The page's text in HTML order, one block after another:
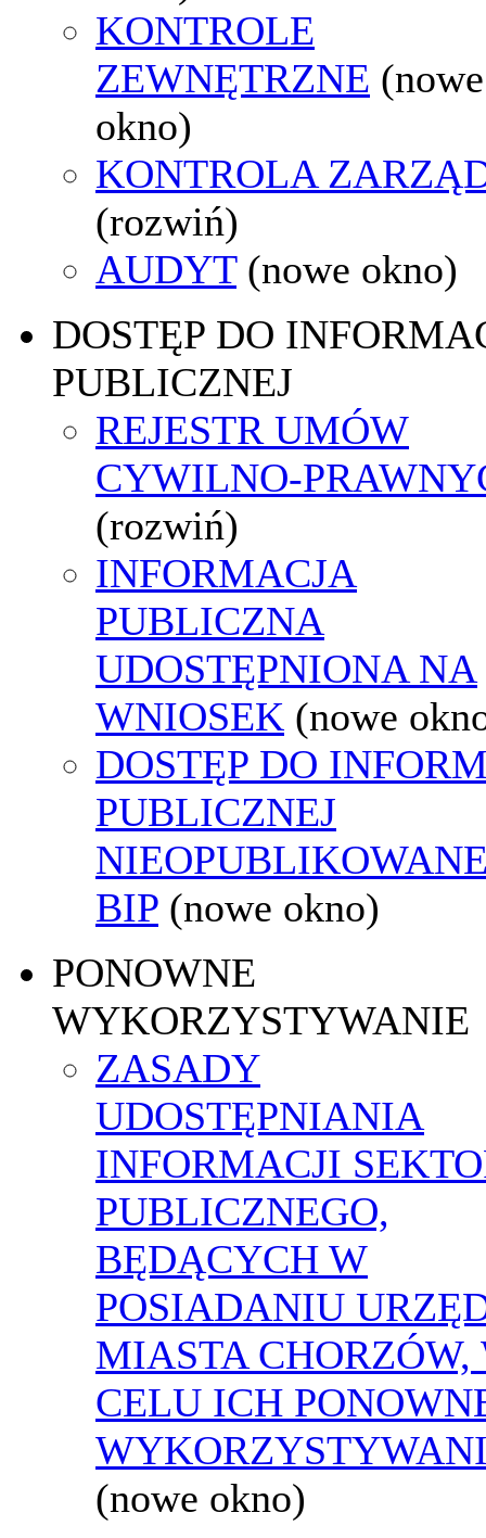
KONTROLE
ZEWNĘTRZNE (nowe
okno)
KONTROLA
(rozwiń)
AUDYT (nowe okno)
DOSTĘP DO
PUBLICZNEJ
REJESTR UMÓW
CYWILNO-
(rozwiń)
INFORMACJA
PUBLICZNA
UDOSTĘPNIONA NA
WNIOSEK (nowe
DOSTĘP DO
PUBLICZNEJ
BIP (nowe okno)
PONOWNE
WYKORZYSTYWANIE
ZASADY
UDOSTĘPNIANIA
INFORMACJI
PUBLICZNEGO,
BĘDĄCYCH W
POSIADANIU
MIASTA CHORZÓW,
CELU ICH
(nowe okno)